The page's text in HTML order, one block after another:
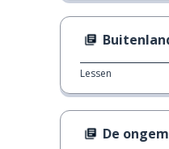
Lessen
De